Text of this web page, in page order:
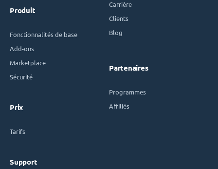
Produit
Fonctionnalités de base
Add-ons
Marketplace
Sécurité
Prix
Tarifs
Support
Carrière
Clients
Blog
Partenaires
Programmes
Affiliés